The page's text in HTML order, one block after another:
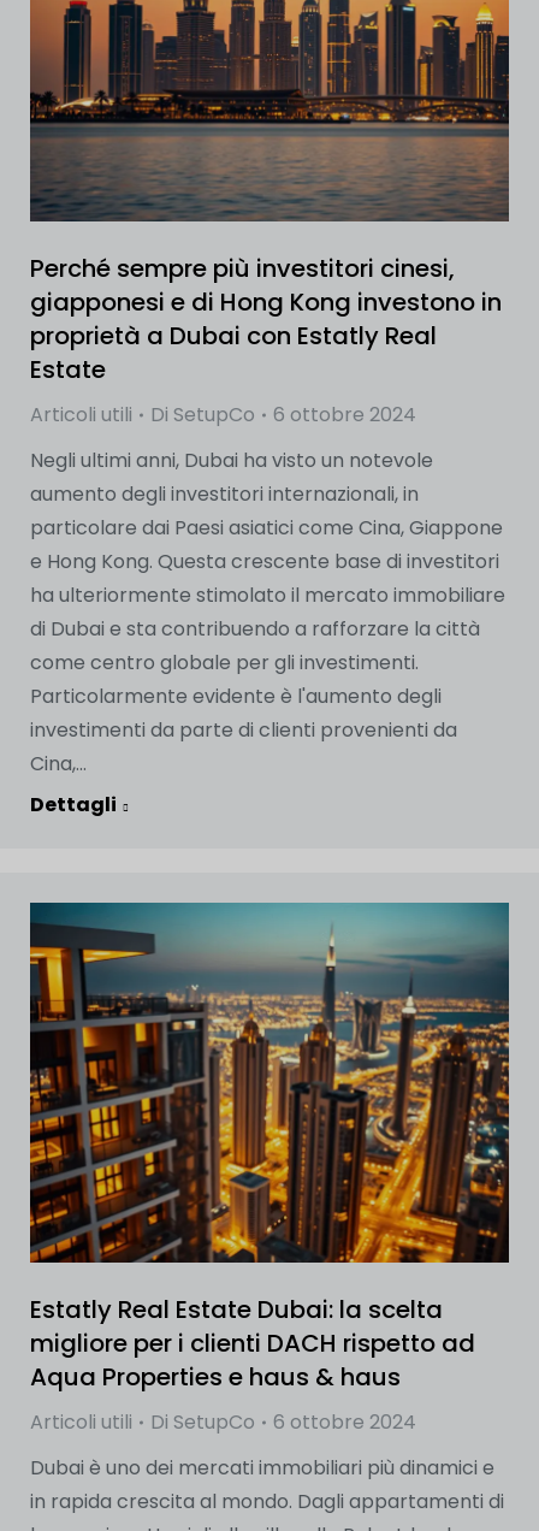
Perché sempre più investitori cinesi,
giapponesi e di Hong Kong investono in
proprietà a Dubai con Estatly Real
Estate
Articoli utili Di SetupCo
6 ottobre 2024
Negli ultimi anni, Dubai ha visto un notevole
aumento degli investitori internazionali, in
particolare dai Paesi asiatici come Cina, Giappone
e Hong Kong. Questa crescente base di investitori
ha ulteriormente stimolato il mercato immobiliare
di Dubai e sta contribuendo a rafforzare la città
come centro globale per gli investimenti.
Particolarmente evidente è l'aumento degli
investimenti da parte di clienti provenienti da
Cina,...
Dettagli
Estatly Real Estate Dubai: la scelta
migliore per i clienti DACH rispetto ad
Aqua Properties e haus & haus
Articoli utili Di SetupCo
6 ottobre 2024
Dubai è uno dei mercati immobiliari più dinamici e
in rapida crescita al mondo. Dagli appartamenti di